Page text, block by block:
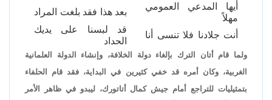
أيها المدعي العمومي
مهلاً
بعد هذا فقد بلغت المراد
أنت جلادنا فلا تنسى أنا
قد لبسنا على يديك
الحداد
ولما قام أتان الترك بإلغاء دولة الخلافة، وإنشاء الدولة العلمانية
الغربية، وكان أمره قد خفي كثيرين في البداية، فقد قام الحلفاء
بتمثيليات للتراجع أمام جيش كمال أتاتورك، ليبدو في ظاهر الأمر